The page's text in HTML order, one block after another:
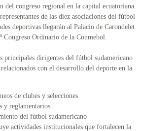
del congreso regional en la capital ecuatoriana.
de las diez asociaciones del fútbol
deportivas llegarán al Palacio de Carondelet
Congreso Ordinario de la Conmebol.
principales dirigentes del fútbol sudamericano
con el desarrollo del deporte en la
de clubes y selecciones
y reglamentarios
del fútbol sudamericano
actividades institucionales que fortalecen la